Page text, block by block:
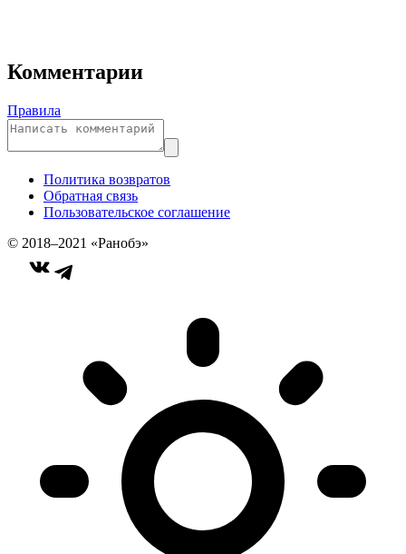
Комментарии
Правила
Политика возвратов
Обратная связь
Пользовательское соглашение
© 2018–2021 «Ранобэ»